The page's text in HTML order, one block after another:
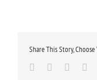
Share This Story,
Facebook
Twitter